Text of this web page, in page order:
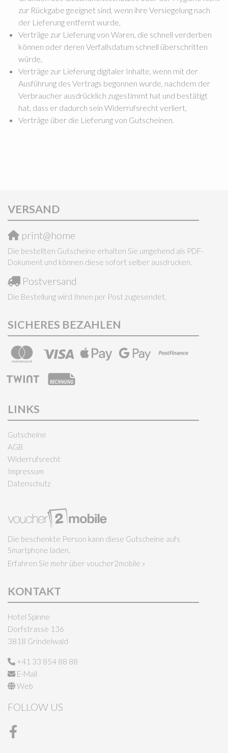
zur Rückgabe geeignet sind, wenn ihre Versiegelung nach
der Lieferung entfernt wurde,
Verträge zur Lieferung von Waren, die schnell verderben
können oder deren Verfallsdatum schnell überschritten
würde,
Verträge zur Lieferung digitaler Inhalte, wenn mit der
Ausführung des Vertrags begonnen wurde, nachdem der
Verbraucher ausdrücklich zugestimmt hat und bestätigt
hat, dass er dadurch sein Widerrufsrecht verliert,
Verträge über die Lieferung von Gutscheinen.
VERSAND
print@home
Die bestellten Gutscheine erhalten Sie umgehend als PDF-
Dokument und können diese sofort selber ausdrucken.
Postversand
Die Bestellung wird Ihnen per Post zugesendet.
SICHERES BEZAHLEN
LINKS
Gutscheine
AGB
Widerrufsrecht
Impressum
Datenschutz
Die beschenkte Person kann diese Gutscheine aufs
Smartphone laden.
Erfahren Sie mehr über voucher2mobile »
KONTAKT
Hotel Spinne
Dorfstrasse 136
3818 Grindelwald
+41 33 854 88 88
E-Mail
Web
FOLLOW US
Facebook